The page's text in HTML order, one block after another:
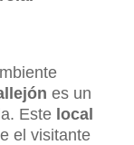
es un
Este local
el visitante